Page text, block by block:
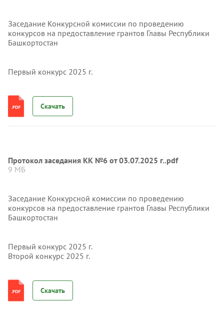
Заседание Конкурсной комиссии по проведению
конкурсов на предоставление грантов Главы Республики
Башкортостан
Первый конкурс 2025 г.
Скачать
Протокол заседания КК №6 от 03.07.2025 г..pdf
9 МБ
Заседание Конкурсной комиссии по проведению
конкурсов на предоставление грантов Главы Республики
Башкортостан
Первый конкурс 2025 г.
Второй конкурс 2025 г.
Скачать